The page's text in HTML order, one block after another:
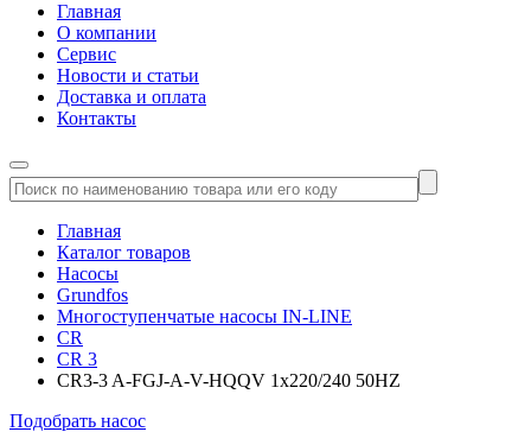
Главная
О компании
Сервис
Новости и статьи
Доставка и оплата
Контакты
Главная
Каталог товаров
Насосы
Grundfos
Многоступенчатые насосы IN-LINE
CR
CR 3
CR3-3 A-FGJ-A-V-HQQV 1x220/240 50HZ
Подобрать насос